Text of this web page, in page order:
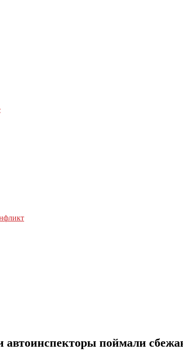
автоинспекторы поймали